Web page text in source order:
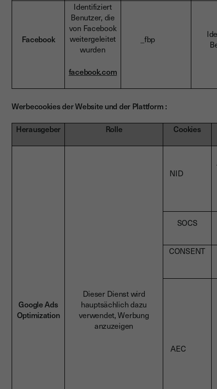
Facebook
Identifiziert
Benutzer, die
von Facebook
weitergeleitet
wurden
facebook.com
_fbp
Werbecookies der Website und der Plattform :
Herausgeber
Rolle Cookies
Google Ads
Optimization
Dieser Dienst wird
hauptsächlich dazu
verwendet, Werbung
anzuzeigen
NID
SOCS
CONSENT
AEC